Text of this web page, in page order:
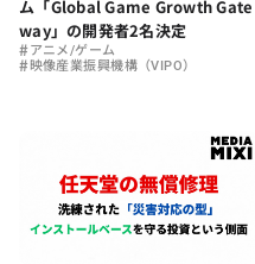
ム「Global Game Growth Gate
way」の開発者2名決定
#アニメ/ゲーム
#映像産業振興機構（VIPO）